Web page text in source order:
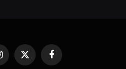
فيسبوك
X